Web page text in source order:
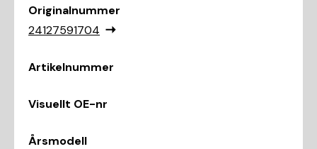
Originalnummer
24127591704
Artikelnummer
Visuellt OE-nr
Årsmodell